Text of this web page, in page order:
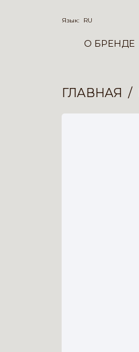
Язык: RU
О БРЕНДЕ
ГЛАВНАЯ